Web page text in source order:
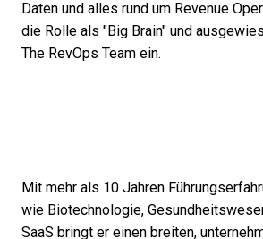
Daten und alles rund um Revenue
die Rolle als "Big Brain" und
The RevOps Team ein.
Mit mehr als 10 Jahren
wie Biotechnologie,
SaaS bringt er einen breiten,